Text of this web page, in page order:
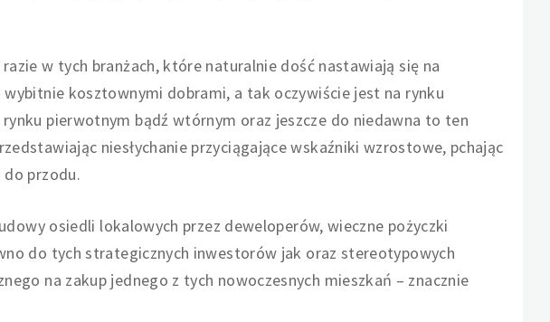
w tych branżach, które naturalnie dość nastawiają się na
kosztownymi dobrami, a tak oczywiście jest na rynku
pierwotnym bądź wtórnym oraz jeszcze do niedawna to ten
niesłychanie przyciągające wskaźniki wzrostowe, pchając
do przodu.
osiedli lokalowych przez deweloperów, wieczne pożyczki
do tych strategicznych inwestorów jak oraz stereotypowych
na zakup jednego z tych nowoczesnych mieszkań – znacznie